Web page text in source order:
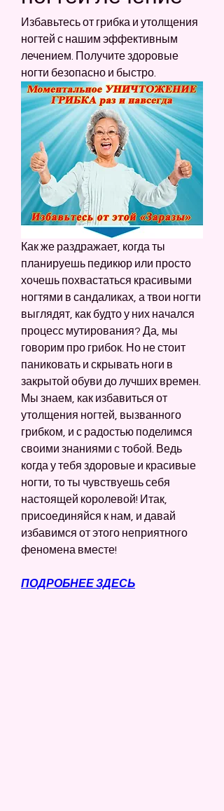
Избавьтесь от грибка и утолщения
ногтей с нашим эффективным
лечением. Получите здоровые
ногти безопасно и быстро.
Как же раздражает, когда ты
планируешь педикюр или просто
хочешь похвастаться красивыми
ногтями в сандаликах, а твои ногти
выглядят, как будто у них начался
процесс мутирования? Да, мы
говорим про грибок. Но не стоит
паниковать и скрывать ноги в
закрытой обуви до лучших времен.
Мы знаем, как избавиться от
утолщения ногтей, вызванного
грибком, и с радостью поделимся
своими знаниями с тобой. Ведь
когда у тебя здоровые и красивые
ногти, то ты чувствуешь себя
настоящей королевой! Итак,
присоединяйся к нам, и давай
избавимся от этого неприятного
феномена вместе!
ПОДРОБНЕЕ ЗДЕСЬ